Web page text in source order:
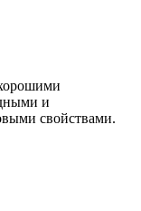
и
свойствами.